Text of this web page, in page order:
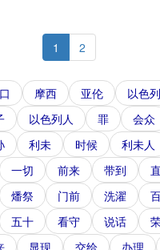
1 2
摩西 亚伦 以色列
以色列人 罪 会众
利未 时候 利未人
一切 前来 带到
燔祭 门前 洗濯
五十 看守 说话
显现 交给 办理